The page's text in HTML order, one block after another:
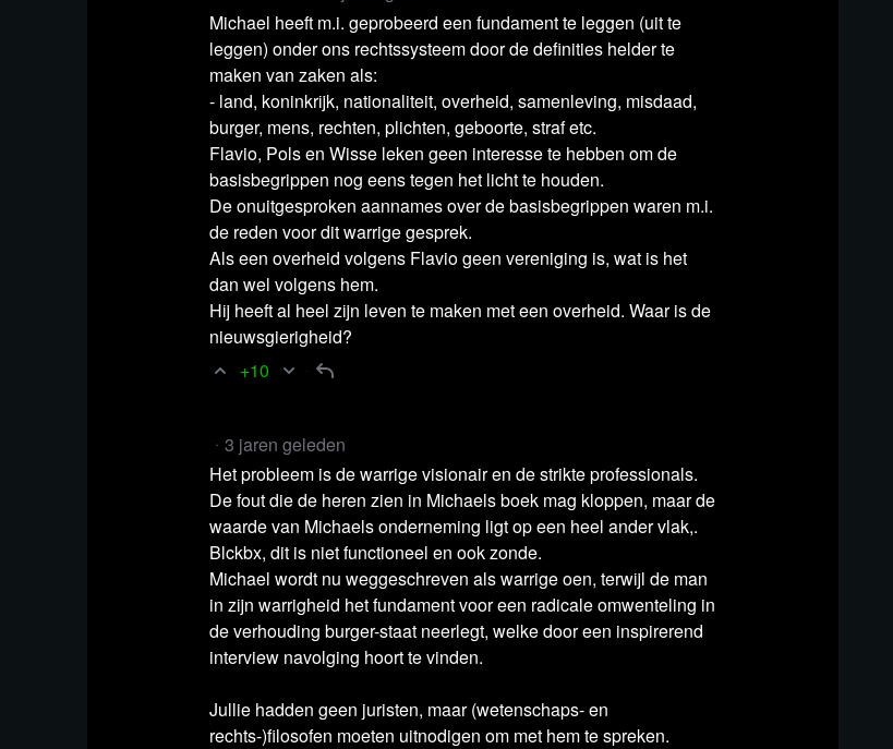
waarnaar Van Leeuwen verwijst:
Vereniging Nederlandse Gemeenten (VNG):
handtekening of is de naam voldoende?
Over de VNG
Verenigingen.nl:Politieke partijen zijn verenigingen
Nederland Rechtsstaat:Artikel 8 - Recht tot vereniging
Rijksoverheid:Advies van de Commissie herziening wetgeving ambtsdelicten
Kamerleden en bewindspersonen
Juridisch Woordenboek:‘rechtspersoonlijkheid’
Belastingdienst:Geld aan een goed doel aftrekken? Controleer of het om een
Bekijk het gesprek via Rumble
Michael heeft m.i. geprobeerd een fundament te leggen (uit te
leggen) onder ons rechtssysteem door de definities helder te
maken van zaken als:
- land, koninkrijk, nationaliteit, overheid, samenleving, misdaad,
burger, mens, rechten, plichten, geboorte, straf etc.
Flavio, Pols en Wisse leken geen interesse te hebben om de
basisbegrippen nog eens tegen het licht te houden.
De onuitgesproken aannames over de basisbegrippen waren m.i.
de reden voor dit warrige gesprek.
Als een overheid volgens Flavio geen vereniging is, wat is het
dan wel volgens hem.
Hij heeft al heel zijn leven te maken met een overheid. Waar is de
nieuwsgierigheid?
+10
3 jaren geleden
Het probleem is de warrige visionair en de strikte professionals.
De fout die de heren zien in Michaels boek mag kloppen, maar de
waarde van Michaels onderneming ligt op een heel ander vlak,.
Blckbx, dit is niet functioneel en ook zonde.
Michael wordt nu weggeschreven als warrige oen, terwijl de man
in zijn warrigheid het fundament voor een radicale omwenteling in
de verhouding burger-staat neerlegt, welke door een inspirerend
interview navolging hoort te vinden.
Jullie hadden geen juristen, maar (wetenschaps- en
rechts-)filosofen moeten uitnodigen om met hem te spreken.